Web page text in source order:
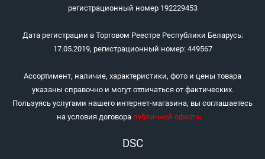
регистрационный номер 192229453
Дата регистрации в Торговом Реестре Республики Беларусь:
17.05.2019, регистрационный номер: 449567
Ассортимент, наличие, характеристики, фото и цены товара
указаны справочно и могут отличаться от фактических.
Пользуясь услугами нашего интернет-магазина, вы соглашаетесь
на условия договора публичной оферты.
DSC